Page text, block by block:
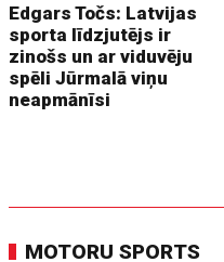
Edgars Točs: Latvijas
sporta līdzjutējs ir
zinošs un ar viduvēju
spēli Jūrmalā viņu
neapmānīsi
MOTORU SPORTS